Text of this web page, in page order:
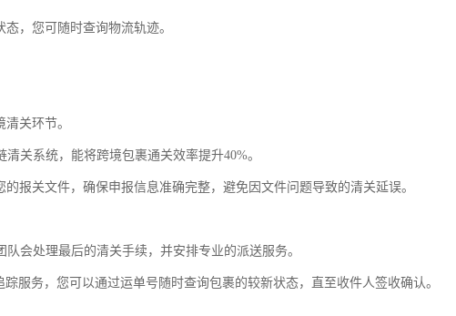
，您可随时查询物流轨迹。
关环节。
关系统，能将跨境包裹通关效率提升40%。
报关文件，确保申报信息准确完整，避免因文件问题导致的清关延误。
会处理最后的清关手续，并安排专业的派送服务。
服务，您可以通过运单号随时查询包裹的较新状态，直至收件人签收确认。